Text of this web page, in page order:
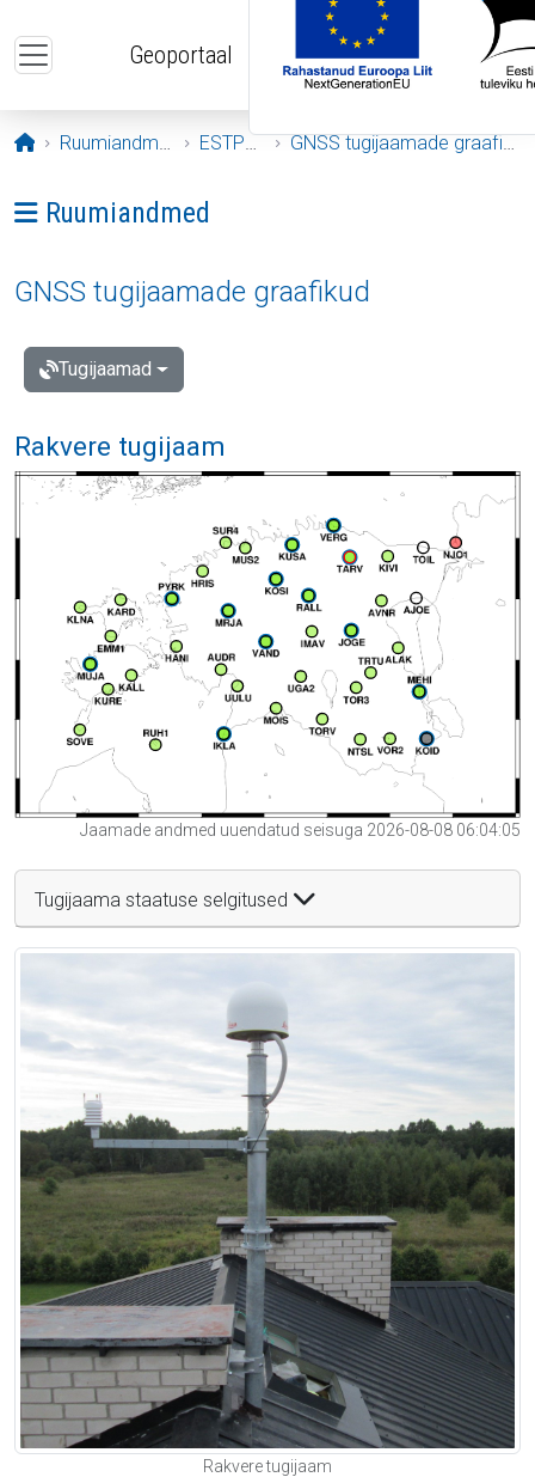
Geoportaal
Avaleht
Ruumiandmed ESTPOS GNSS tugijaamade graafikud
Ava menüü: Ruumiandmed
Ruumiandmed
GNSS tugijaamade graafikud
Tugijaamad
Rakvere tugijaam
Jaamade andmed uuendatud seisuga 2026-08-08 06:04:05
Tugijaama staatuse selgitused
Rakvere tugijaam